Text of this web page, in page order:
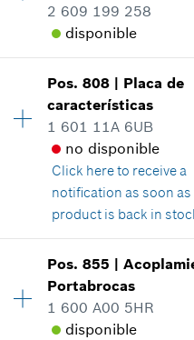
-
Donde usado
Mostrar en figura
-
2 609 199 258
disponible
Cantidad 1
Precio grupal:36
Información sobre
Donde usado
Mostrar en figura
$39.91 *
*Todos los precios
Pos.808 | Placa de
características
1 601 11A 6UB
no disponible
Click hereto receive a
notification as soon as
product is back in
Precio grupal:-
Información sobre
Donde usado
Pos.855 |
Portabrocas
1 600 A00 5HR
disponible